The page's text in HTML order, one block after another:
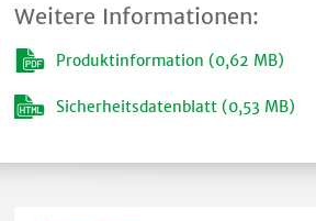
Weitere Informationen:
Produktinformation (0,62 MB)
Sicherheitsdatenblatt (0,53 MB)